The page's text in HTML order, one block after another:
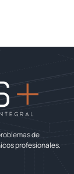
de
profesionales.